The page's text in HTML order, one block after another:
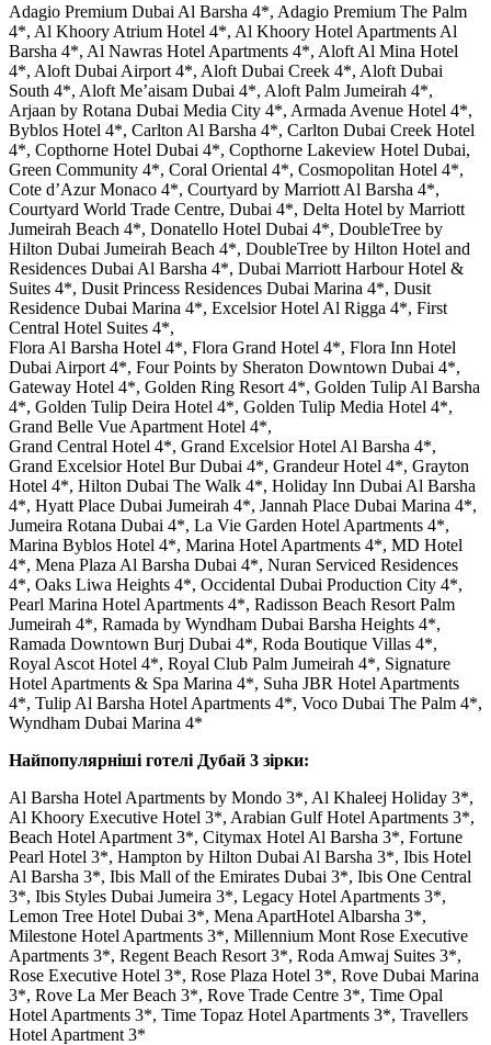
Adagio Premium Dubai Al Barsha 4*, Adagio Premium The Palm
4*, Al Khoory Atrium Hotel 4*, Al Khoory Hotel Apartments Al
Barsha 4*, Al Nawras Hotel Apartments 4*, Aloft Al Mina Hotel
4*, Aloft Dubai Airport 4*, Aloft Dubai Creek 4*, Aloft Dubai
South 4*, Aloft Me’aisam Dubai 4*, Aloft Palm Jumeirah 4*,
Arjaan by Rotana Dubai Media City 4*, Armada Avenue Hotel 4*,
Byblos Hotel 4*, Carlton Al Barsha 4*, Carlton Dubai Creek Hotel
4*, Copthorne Hotel Dubai 4*, Copthorne Lakeview Hotel Dubai,
Green Community 4*, Coral Oriental 4*, Cosmopolitan Hotel 4*,
Cote d’Azur Monaco 4*, Courtyard by Marriott Al Barsha 4*,
Courtyard World Trade Centre, Dubai 4*, Delta Hotel by Marriott
Jumeirah Beach 4*, Donatello Hotel Dubai 4*, DoubleTree by
Hilton Dubai Jumeirah Beach 4*, DoubleTree by Hilton Hotel and
Residences Dubai Al Barsha 4*, Dubai Marriott Harbour Hotel &
Suites 4*, Dusit Princess Residences Dubai Marina 4*, Dusit
Residence Dubai Marina 4*, Excelsior Hotel Al Rigga 4*, First
Central Hotel Suites 4*,
Flora Al Barsha Hotel 4*, Flora Grand Hotel 4*, Flora Inn Hotel
Dubai Airport 4*, Four Points by Sheraton Downtown Dubai 4*,
Gateway Hotel 4*, Golden Ring Resort 4*, Golden Tulip Al Barsha
4*, Golden Tulip Deira Hotel 4*, Golden Tulip Media Hotel 4*,
Grand Belle Vue Apartment Hotel 4*,
Grand Central Hotel 4*, Grand Excelsior Hotel Al Barsha 4*,
Grand Excelsior Hotel Bur Dubai 4*, Grandeur Hotel 4*, Grayton
Hotel 4*, Hilton Dubai The Walk 4*, Holiday Inn Dubai Al Barsha
4*, Hyatt Place Dubai Jumeirah 4*, Jannah Place Dubai Marina 4*,
Jumeira Rotana Dubai 4*, La Vie Garden Hotel Apartments 4*,
Marina Byblos Hotel 4*, Marina Hotel Apartments 4*, MD Hotel
4*, Mena Plaza Al Barsha Dubai 4*, Nuran Serviced Residences
4*, Oaks Liwa Heights 4*, Occidental Dubai Production City 4*,
Pearl Marina Hotel Apartments 4*, Radisson Beach Resort Palm
Jumeirah 4*, Ramada by Wyndham Dubai Barsha Heights 4*,
Ramada Downtown Burj Dubai 4*, Roda Boutique Villas 4*,
Royal Ascot Hotel 4*, Royal Club Palm Jumeirah 4*, Signature
Hotel Apartments & Spa Marina 4*, Suha JBR Hotel Apartments
4*, Tulip Al Barsha Hotel Apartments 4*, Voco Dubai The Palm 4*,
Wyndham Dubai Marina 4*
Найпопулярніші готелі Дубай 3 зірки:
Al Barsha Hotel Apartments by Mondo 3*, Al Khaleej Holiday 3*,
Al Khoory Executive Hotel 3*, Arabian Gulf Hotel Apartments 3*,
Beach Hotel Apartment 3*, Citymax Hotel Al Barsha 3*, Fortune
Pearl Hotel 3*, Hampton by Hilton Dubai Al Barsha 3*, Ibis Hotel
Al Barsha 3*, Ibis Mall of the Emirates Dubai 3*, Ibis One Central
3*, Ibis Styles Dubai Jumeira 3*, Legacy Hotel Apartments 3*,
Lemon Tree Hotel Dubai 3*, Mena ApartHotel Albarsha 3*,
Milestone Hotel Apartments 3*, Millennium Mont Rose Executive
Apartments 3*, Regent Beach Resort 3*, Roda Amwaj Suites 3*,
Rose Executive Hotel 3*, Rose Plaza Hotel 3*, Rove Dubai Marina
3*, Rove La Mer Beach 3*, Rove Trade Centre 3*, Time Opal
Hotel Apartments 3*, Time Topaz Hotel Apartments 3*, Travellers
Hotel Apartment 3*